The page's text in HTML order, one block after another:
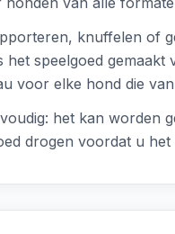
knuffelen
speelgoed
voor elke hond die
het kan worden
drogen voordat u